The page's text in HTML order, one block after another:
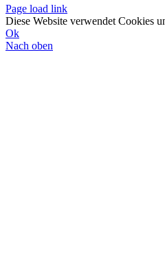
Page load link
Diese Website verwendet Cookies
Ok
Nach oben